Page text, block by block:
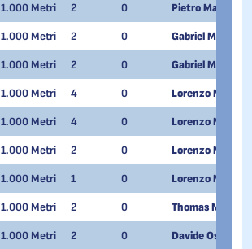
1.000 Metri 2 0 Pietro Marinelli
1.000 Metri 2 0 Gabriel Maturi
1.000 Metri 2 0 Gabriel Maturi
1.000 Metri 4 0 Lorenzo
1.000 Metri 4 0 Lorenzo
1.000 Metri 2 0 Lorenzo
1.000 Metri 1 0 Lorenzo
1.000 Metri 2 0 Thomas Nadalini
1.000 Metri 2 0 Davide Oss